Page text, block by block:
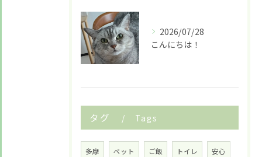
2026/07/28
こんにちは！
タグ Tags
多摩 ペット ご飯 トイレ 安心